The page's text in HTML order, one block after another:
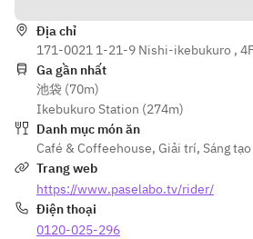
served with
berry sauce
Địa chỉ
171-0021 1-21-9 Nishi-ikebukuro ,
Ga gần nhất
池袋 (70m)
Ikebukuro Station (274m)
Danh mục món ăn
Café & Coffeehouse, Giải trí, Sáng tạo
Trang web
https://www.paselabo.tv/rider/
Điện thoại
0120-025-296